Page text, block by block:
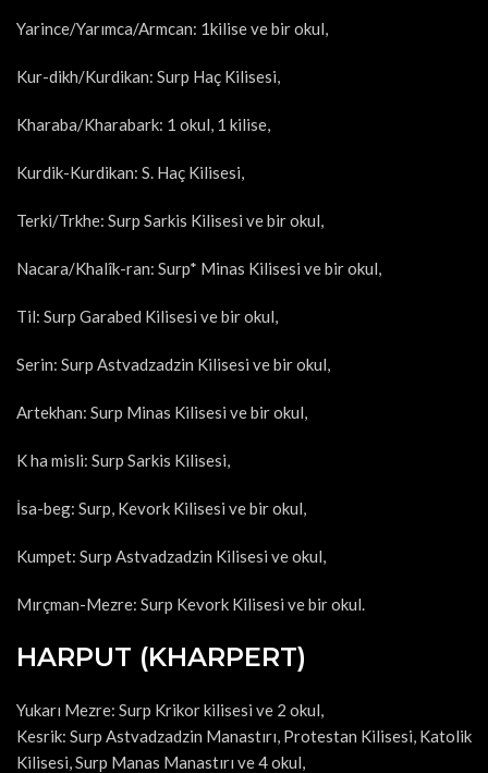
Yarince/Yarımca/Armcan: 1kilise ve bir okul,
Kur-dikh/Kurdikan: Surp Haç Kilisesi,
Kharaba/Kharabark: 1 okul, 1 kilise,
Kurdik-Kurdikan: S. Haç Kilisesi,
Terki/Trkhe: Surp Sarkis Kilisesi ve bir okul,
Nacara/Khalîk-ran: Surp* Minas Kilisesi ve bir okul,
Til: Surp Garabed Kilisesi ve bir okul,
Serin: Surp Astvadzadzin Kilisesi ve bir okul,
Artekhan: Surp Minas Kilisesi ve bir okul,
K ha misli: Surp Sarkis Kilisesi,
İsa-beg: Surp, Kevork Kilisesi ve bir okul,
Kumpet: Surp Astvadzadzin Kilisesi ve okul,
Mırçman-Mezre: Surp Kevork Kilisesi ve bir okul.
HARPUT (KHARPERT)
Yukarı Mezre: Surp Krikor kilisesi ve 2 okul,
Kesrik: Surp Astvadzadzin Manastırı, Protestan Kilisesi, Katolik
Kilisesi, Surp Manas Manastırı ve 4 okul,